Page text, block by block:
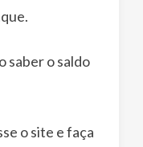
saber o saldo
o site e faça